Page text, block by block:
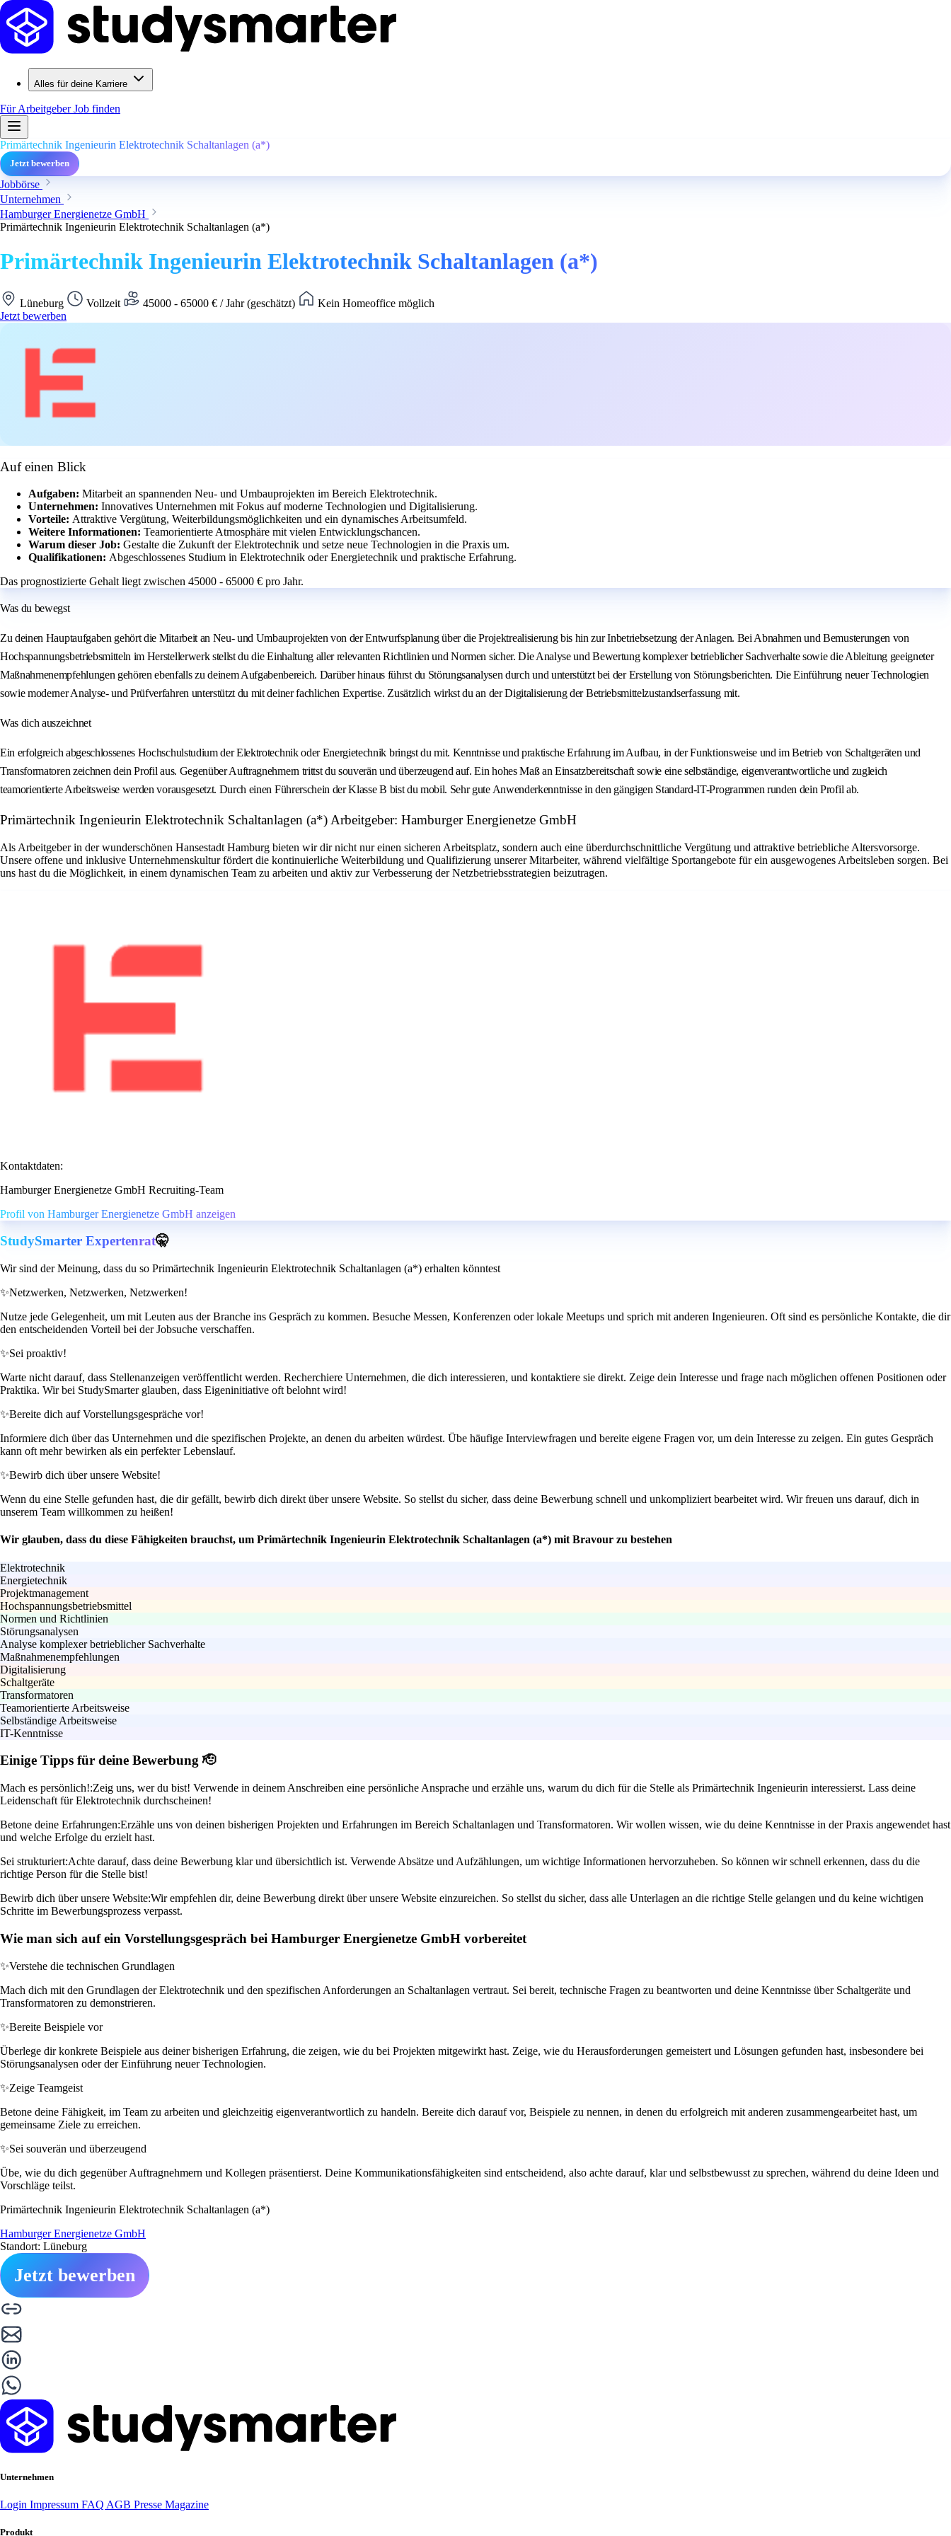
Alles für deine Karriere
Für ArbeitgeberJob finden
Primärtechnik Ingenieurin Elektrotechnik Schaltanlagen (a*)
Jetzt bewerben
Jobbörse
Unternehmen
Hamburger Energienetze GmbH
Primärtechnik Ingenieurin Elektrotechnik Schaltanlagen (a*)
Primärtechnik Ingenieurin Elektrotechnik Schaltanlagen (a*)
Lüneburg Vollzeit 45000 - 65000 € / Jahr (geschätzt)
Kein Homeoffice möglich
Jetzt bewerben
Auf einen Blick
Aufgaben: Mitarbeit an spannenden Neu- und Umbauprojekten im Bereich Elektrotechnik.
Unternehmen: Innovatives Unternehmen mit Fokus auf moderne Technologien und Digitalisierung.
Vorteile: Attraktive Vergütung, Weiterbildungsmöglichkeiten und ein dynamisches Arbeitsumfeld.
Weitere Informationen: Teamorientierte Atmosphäre mit vielen Entwicklungschancen.
Warum dieser Job: Gestalte die Zukunft der Elektrotechnik und setze neue Technologien in die Praxis um.
Qualifikationen: Abgeschlossenes Studium in Elektrotechnik oder Energietechnik und praktische Erfahrung.
Das prognostizierte Gehalt liegt zwischen 45000 - 65000 € pro Jahr.
Was du bewegst
Zu deinen Hauptaufgaben gehört die Mitarbeit an Neu- und Umbauprojekten von der Entwurfsplanung über die Projektrealisierung bis hin zur Inbetriebsetzung der Anlagen. Bei Abnahmen und Bemusterungen von
Hochspannungsbetriebsmitteln im Herstellerwerk stellst du die Einhaltung aller relevanten Richtlinien und Normen sicher. Die Analyse und Bewertung komplexer betrieblicher Sachverhalte sowie die Ableitung geeigneter
Maßnahmenempfehlungen gehören ebenfalls zu deinem Aufgabenbereich. Darüber hinaus führst du Störungsanalysen durch und unterstützt bei der Erstellung von Störungsberichten. Die Einführung neuer Technologien
sowie moderner Analyse- und Prüfverfahren unterstützt du mit deiner fachlichen Expertise. Zusätzlich wirkst du an der Digitalisierung der Betriebsmittelzustandserfassung mit.
Was dich auszeichnet
Ein erfolgreich abgeschlossenes Hochschulstudium der Elektrotechnik oder Energietechnik bringst du mit. Kenntnisse und praktische Erfahrung im Aufbau, in der Funktionsweise und im Betrieb von Schaltgeräten und
Transformatoren zeichnen dein Profil aus. Gegenüber Auftragnehmern trittst du souverän und überzeugend auf. Ein hohes Maß an Einsatzbereitschaft sowie eine selbständige, eigenverantwortliche und zugleich
teamorientierte Arbeitsweise werden vorausgesetzt. Durch einen Führerschein der Klasse B bist du mobil. Sehr gute Anwenderkenntnisse in den gängigen Standard-IT-Programmen runden dein Profil ab.
Primärtechnik Ingenieurin Elektrotechnik Schaltanlagen (a*) Arbeitgeber: Hamburger Energienetze GmbH
Als Arbeitgeber in der wunderschönen Hansestadt Hamburg bieten wir dir nicht nur einen sicheren Arbeitsplatz, sondern auch eine überdurchschnittliche Vergütung und attraktive betriebliche Altersvorsorge.
Unsere offene und inklusive Unternehmenskultur fördert die kontinuierliche Weiterbildung und Qualifizierung unserer Mitarbeiter, während vielfältige Sportangebote für ein ausgewogenes Arbeitsleben sorgen. Bei
uns hast du die Möglichkeit, in einem dynamischen Team zu arbeiten und aktiv zur Verbesserung der Netzbetriebsstrategien beizutragen.
Kontaktdaten:
Hamburger Energienetze GmbH Recruiting-Team
Profil von Hamburger Energienetze GmbH anzeigen
StudySmarter Expertenrat🤫
Wir sind der Meinung, dass du so Primärtechnik Ingenieurin Elektrotechnik Schaltanlagen (a*) erhalten könntest
✨Netzwerken, Netzwerken, Netzwerken!
Nutze jede Gelegenheit, um mit Leuten aus der Branche ins Gespräch zu kommen. Besuche Messen, Konferenzen oder lokale Meetups und sprich mit anderen Ingenieuren. Oft sind es persönliche Kontakte, die dir
den entscheidenden Vorteil bei der Jobsuche verschaffen.
✨Sei proaktiv!
Warte nicht darauf, dass Stellenanzeigen veröffentlicht werden. Recherchiere Unternehmen, die dich interessieren, und kontaktiere sie direkt. Zeige dein Interesse und frage nach möglichen offenen Positionen oder
Praktika. Wir bei StudySmarter glauben, dass Eigeninitiative oft belohnt wird!
✨Bereite dich auf Vorstellungsgespräche vor!
Informiere dich über das Unternehmen und die spezifischen Projekte, an denen du arbeiten würdest. Übe häufige Interviewfragen und bereite eigene Fragen vor, um dein Interesse zu zeigen. Ein gutes Gespräch
kann oft mehr bewirken als ein perfekter Lebenslauf.
✨Bewirb dich über unsere Website!
Wenn du eine Stelle gefunden hast, die dir gefällt, bewirb dich direkt über unsere Website. So stellst du sicher, dass deine Bewerbung schnell und unkompliziert bearbeitet wird. Wir freuen uns darauf, dich in
unserem Team willkommen zu heißen!
Wir glauben, dass du diese Fähigkeiten brauchst, um Primärtechnik Ingenieurin Elektrotechnik Schaltanlagen (a*) mit Bravour zu bestehen
Elektrotechnik
Energietechnik
Projektmanagement
Hochspannungsbetriebsmittel
Normen und Richtlinien
Störungsanalysen
Analyse komplexer betrieblicher Sachverhalte
Maßnahmenempfehlungen
Digitalisierung
Schaltgeräte
Transformatoren
Teamorientierte Arbeitsweise
Selbständige Arbeitsweise
IT-Kenntnisse
Einige Tipps für deine Bewerbung 🫡
Mach es persönlich!:Zeig uns, wer du bist! Verwende in deinem Anschreiben eine persönliche Ansprache und erzähle uns, warum du dich für die Stelle als Primärtechnik Ingenieurin interessierst. Lass deine
Leidenschaft für Elektrotechnik durchscheinen!
Betone deine Erfahrungen:Erzähle uns von deinen bisherigen Projekten und Erfahrungen im Bereich Schaltanlagen und Transformatoren. Wir wollen wissen, wie du deine Kenntnisse in der Praxis angewendet hast
und welche Erfolge du erzielt hast.
Sei strukturiert:Achte darauf, dass deine Bewerbung klar und übersichtlich ist. Verwende Absätze und Aufzählungen, um wichtige Informationen hervorzuheben. So können wir schnell erkennen, dass du die
richtige Person für die Stelle bist!
Bewirb dich über unsere Website:Wir empfehlen dir, deine Bewerbung direkt über unsere Website einzureichen. So stellst du sicher, dass alle Unterlagen an die richtige Stelle gelangen und du keine wichtigen
Schritte im Bewerbungsprozess verpasst.
Wie man sich auf ein Vorstellungsgespräch bei Hamburger Energienetze GmbH vorbereitet
✨Verstehe die technischen Grundlagen
Mach dich mit den Grundlagen der Elektrotechnik und den spezifischen Anforderungen an Schaltanlagen vertraut. Sei bereit, technische Fragen zu beantworten und deine Kenntnisse über Schaltgeräte und
Transformatoren zu demonstrieren.
✨Bereite Beispiele vor
Überlege dir konkrete Beispiele aus deiner bisherigen Erfahrung, die zeigen, wie du bei Projekten mitgewirkt hast. Zeige, wie du Herausforderungen gemeistert und Lösungen gefunden hast, insbesondere bei
Störungsanalysen oder der Einführung neuer Technologien.
✨Zeige Teamgeist
Betone deine Fähigkeit, im Team zu arbeiten und gleichzeitig eigenverantwortlich zu handeln. Bereite dich darauf vor, Beispiele zu nennen, in denen du erfolgreich mit anderen zusammengearbeitet hast, um
gemeinsame Ziele zu erreichen.
✨Sei souverän und überzeugend
Übe, wie du dich gegenüber Auftragnehmern und Kollegen präsentierst. Deine Kommunikationsfähigkeiten sind entscheidend, also achte darauf, klar und selbstbewusst zu sprechen, während du deine Ideen und
Vorschläge teilst.
Primärtechnik Ingenieurin Elektrotechnik Schaltanlagen (a*)
Hamburger Energienetze GmbH
Standort: Lüneburg
Jetzt bewerben
Unternehmen
Login Impressum FAQ AGB Presse Magazine
Produkt